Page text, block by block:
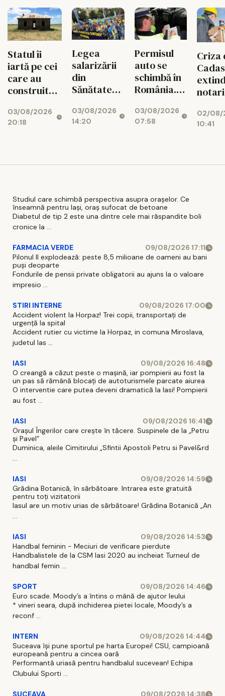
energie în
orele de
vârf
Statul îi
iartă pe cei
care au
construit
Românii vor
putea „albi”
autorizație
03/08/2026
20:18
Legea
salarizării
din
Sănătate
un nou
conflict.
proteste
03/08/2026
14:20
Permisul
auto se
schimbă în
România.
noi îi
așteaptă
intra în
03/08/2026
07:58
Criza
și
02/08/
10:41
Studiul care schimbă perspectiva asupra orașelor. Ce
înseamnă pentru Iași, oraș sufocat de betoane
Diabetul de tip 2 este una dintre cele mai răspandite boli
cronice la ...
FARMACIA VERDE
09/08/2026 17:11
Pilonul II explodează: peste 8,5 milioane de oameni au bani
puși deoparte
Fondurile de pensii private obligatorii au ajuns la o valoare
impresio ...
STIRI INTERNE
09/08/2026 17:00
Accident violent la Horpaz! Trei copii, transportați de
urgență la spital
Accident rutier cu victime la Horpaz, in comuna Miroslava,
judetul Ias ...
IASI
09/08/2026 16:48
O creangă a căzut peste o mașină, iar pompierii au fost la
un pas să rămână blocați de autoturismele parcate aiurea
O interventie care putea deveni dramatică la Iasi! Pompierii
au fost ...
IASI
09/08/2026 16:41
Orașul Îngerilor care crește în tăcere. Suspinele de la „Petru
și Pavel”
Duminica, aleile Cimitirului „Sfintii Apostoli Petru si Pavel&rd
...
IASI
09/08/2026 14:59
Grădina Botanică, în sărbătoare. Intrarea este gratuită
pentru toți vizitatorii
Iasul are un motiv urias de sărbătoare! Grădina Botanică „An
...
IASI
09/08/2026 14:53
Handbal feminin - Meciuri de verificare pierdute
Handbalistele de la CSM Iasi 2020 au incheiat Turneul de
handbal femin ...
SPORT
09/08/2026 14:46
Euro scade. Moody’s a întins o mână de ajutor leului
* vineri seara, după inchiderea pietei locale, Moody’s a
reconf ...
INTERN
09/08/2026 14:44
Suceava își pune sportul pe harta Europei! CSU, campioană
europeană pentru a cincea oară
Performantă uriasă pentru handbalul sucevean! Echipa
Clubului Sporti ...
SUCEAVA 09/08/2026 14:38